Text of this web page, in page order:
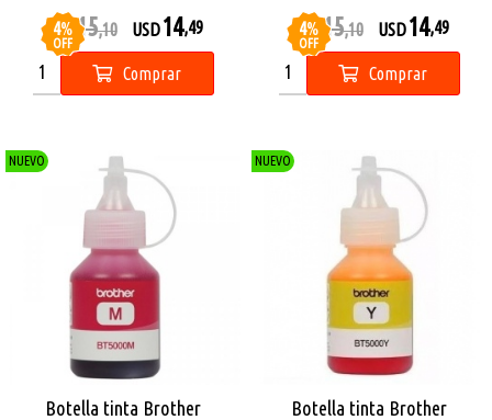
4%
OFF
USD15,10 USD14,49
Comprar
4%
OFF
USD15,10 USD14,49
Comprar
NUEVO
Botella tinta Brother
NUEVO
Botella tinta Brother